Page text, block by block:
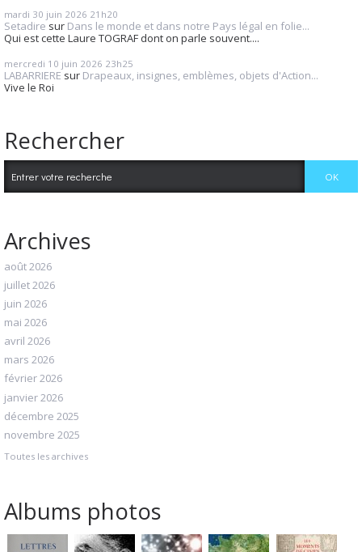
mardi 30 juin 2026 21h20
Setadire sur Dans le monde et dans notre Pays légal en folie...
Qui est cette Laure TOGRAF dont on parle souvent....
mercredi 10 juin 2026 23h25
LABARRIERE sur Drapeaux, insignes, emblèmes, objets d'Action...
Vive le Roi
Rechercher
Archives
août 2026
juillet 2026
juin 2026
mai 2026
avril 2026
mars 2026
février 2026
janvier 2026
décembre 2025
novembre 2025
Toutes les archives
Albums photos